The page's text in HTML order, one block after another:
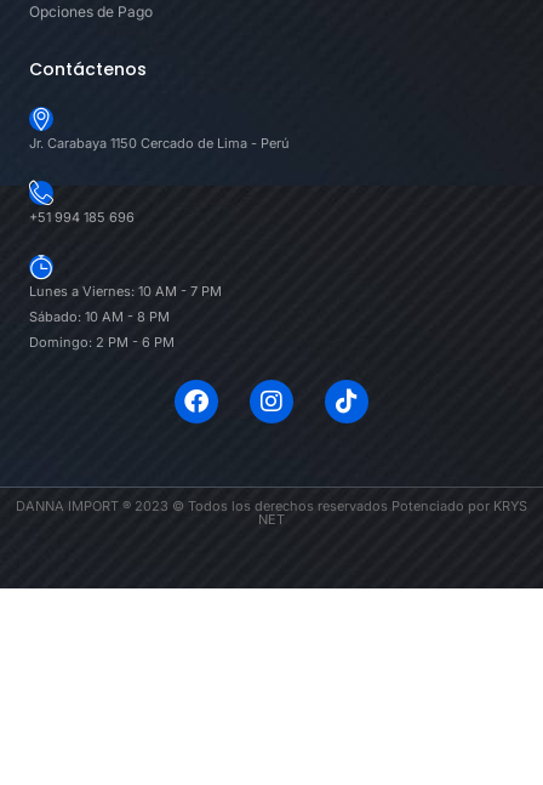
Opciones de Pago
Contáctenos
Jr. Carabaya 1150 Cercado de Lima - Perú
+51 994 185 696
Lunes a Viernes: 10 AM - 7 PM
Sábado: 10 AM - 8 PM
Domingo: 2 PM - 6 PM
DANNA IMPORT ® 2023 © Todos los derechos reservados Potenciado por KRYS
NET